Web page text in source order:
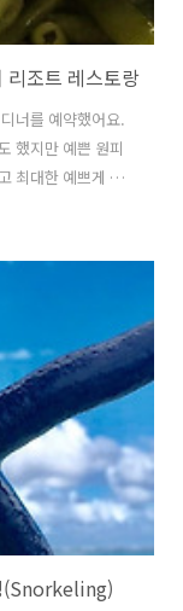
리조트 레스토랑
너를 예약했어요.
했지만 예쁜 원피
최대한 예쁘게 단
이 드레스를 입고
최대한 편하게 신
을 가지고 왔어
직 도착하지 않아
의 라이브 공연이
날에는 피아노 연
(Snorkeling)